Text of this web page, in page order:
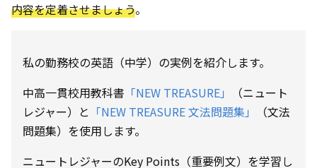
内容を定着させましょう。
私の勤務校の英語（中学）の実例を紹介します。
中高一貫校用教科書 「NEW TREASURE」
（ニュート
レジャー）と 「NEW TREASURE 文法問題集」
（文法
問題集）を使用します。
ニュートレジャーのKey Points（重要例文）を学習し